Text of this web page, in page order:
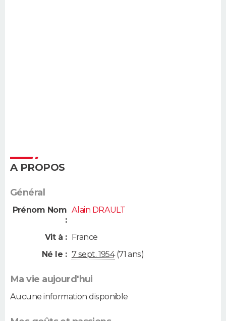
A PROPOS
Général
Prénom Nom
:
Alain DRAULT
Vit à : France
Né le : 7 sept. 1954(71 ans)
Ma vie aujourd'hui
Aucune information disponible